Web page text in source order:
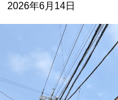
2026年6月14日